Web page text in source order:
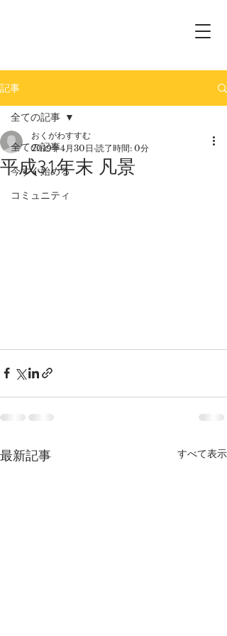
記事
全ての記事
今すぐ始める
コミュニティ
全ての記事
平成31年末 凡景
おくがわすすむ
2019年4月30日 読了時間: 0分
最新記事 すべて表示